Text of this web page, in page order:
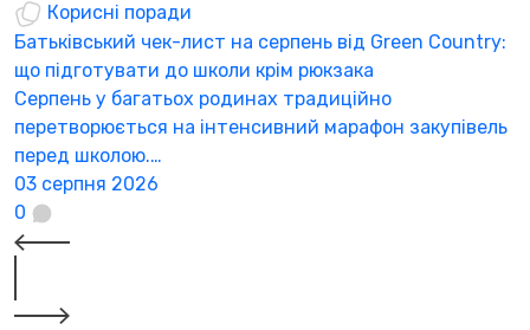
Корисні поради
Батьківський чек-лист на серпень від Green Country:
що підготувати до школи крім рюкзака
Серпень у багатьох родинах традиційно
перетворюється на інтенсивний марафон закупівель
перед школою.…
03 серпня 2026
0